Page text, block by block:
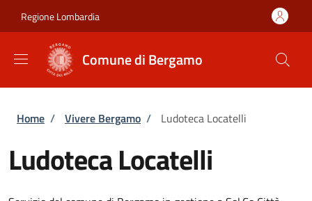
Regione Lombardia
Comune di Bergamo
Briciole di pane
Home / Vivere Bergamo / Ludoteca Locatelli
Ludoteca Locatelli